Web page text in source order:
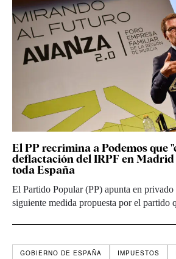
El PP recrimina a Podemos que
deflactación del IRPF en
toda España
El Partido Popular (PP) apunta en privado
siguiente medida propuesta por el
GOBIERNO DE ESPAÑA IMPUESTOS